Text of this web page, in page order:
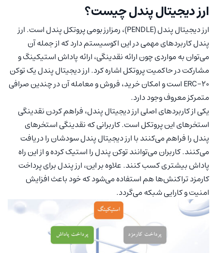
ارز دیجیتال پندل چیست؟
ارز دیجیتال پندل (PENDLE)، رمزارز بومی پروتکل پندل است. ارز
پندل کاربردهای مهمی در این اکوسیستم دارد که از جمله آن
می‌توان به مواردی چون ارائه نقدینگی، ارائه پاداش استیکینگ و
مشارکت در حاکمیت پروتکل اشاره کرد. ارز دیجیتال پندل یک توکن
ERC-20 است و امکان خرید، فروش و معامله آن در چندین صرافی
متمرکز معروف وجود دارد.
یکی از کاربردهای اصلی ارز دیجیتال پندل، فراهم کردن نقدینگی
استخرهای این پروتکل است. کاربرانی که نقدینگی استخرهای
پندل را فراهم می‌کنند با ارز دیجیتال پندل سودشان را دریافت
می‌کنند. کاربران می‌توانند توکن پندل را استیک کرده و از این راه
پاداش بیشتری کسب کنند. علاوه بر این، ارز پندل برای پرداخت
کارمزد تراکنش‌ها هم استفاده می‌شود که خود باعث افزایش
امنیت و کارایی شبکه می‌گردد.